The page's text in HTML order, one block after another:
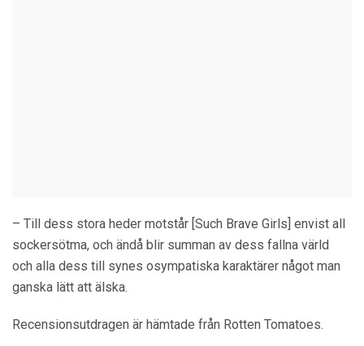
– Till dess stora heder motstår [Such Brave Girls] envist all
sockersötma, och ändå blir summan av dess fallna värld
och alla dess till synes osympatiska karaktärer något man
ganska lätt att älska.
Recensionsutdragen är hämtade från Rotten Tomatoes.